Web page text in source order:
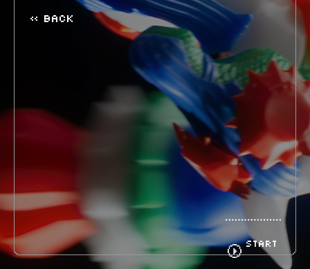
BIOGRAPHY GOODS
CONTACT
START
« BACK